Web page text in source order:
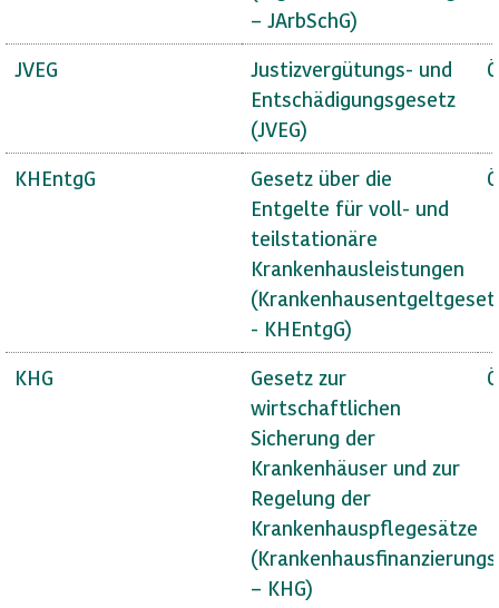
– JArbSchG)
JVEG
Justizvergütungs- und
Entschädigungsgesetz
(JVEG)
KHEntgG
Gesetz über die
Entgelte für voll- und
teilstationäre
Krankenhausleistungen
- KHEntgG)
KHG
Gesetz zur
wirtschaftlichen
Sicherung der
Krankenhäuser und zur
Regelung der
Krankenhauspflegesätze
– KHG)